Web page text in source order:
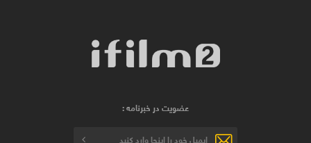
عضویت در خبرنامه :